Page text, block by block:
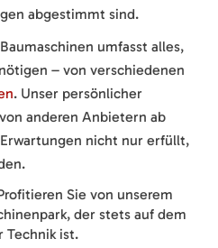
abgestimmt sind.
umfasst alles,
– von verschiedenen
. Unser persönlicher
anderen Anbietern ab
nicht nur erfüllt,
Sie von unserem
der stets auf dem
Technik ist.